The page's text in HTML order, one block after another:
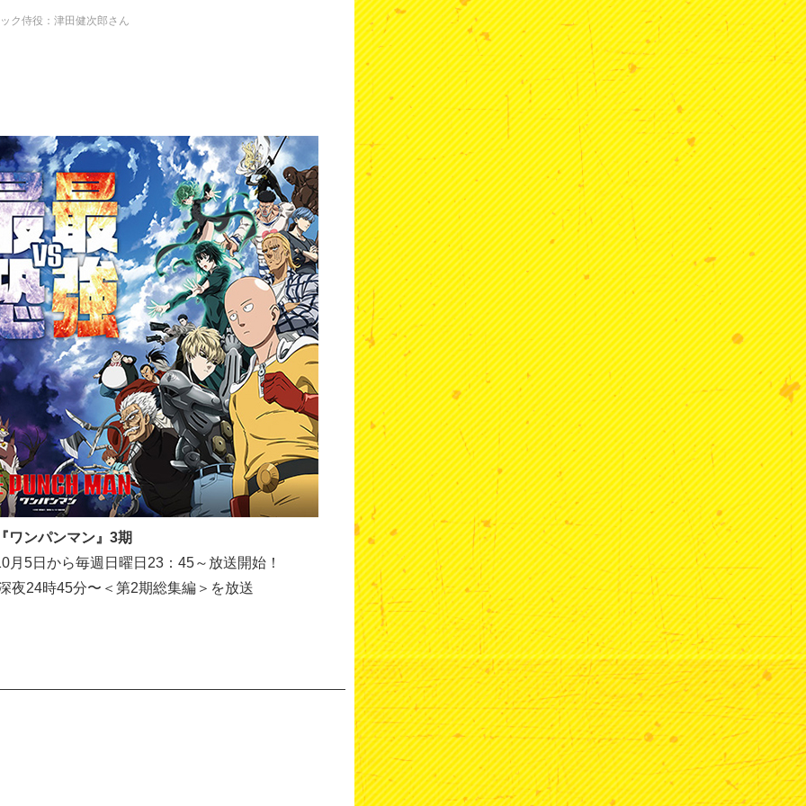
ク侍役：津田健次郎さん
ワンパンマン』3期
5日から毎週日曜日23：45～放送開始！
夜24時45分〜＜第2期総集編＞を放送